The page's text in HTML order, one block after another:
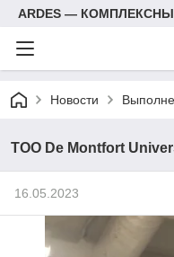
ARDES —
Новости
ТОО De Montfort
16.05.2023